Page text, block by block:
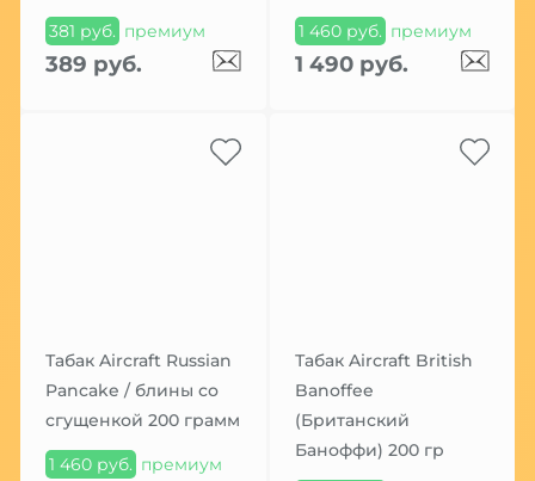
381 руб. премиум
389 руб.
1 460 руб. премиум
1 490 руб.
Табак Aircraft Russian
Pancake / блины со
сгущенкой 200 грамм
1 460 руб. премиум
Табак Aircraft British
Banoffee
(Британский
Баноффи) 200 гр